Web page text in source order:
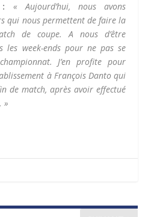
: « Aujourd’hui, nous avons
qui nous permettent de faire la
de coupe. A nous d’être
les week-ends pour ne pas se
J’en profite pour
à François Danto qui
de match, après avoir effectué
»